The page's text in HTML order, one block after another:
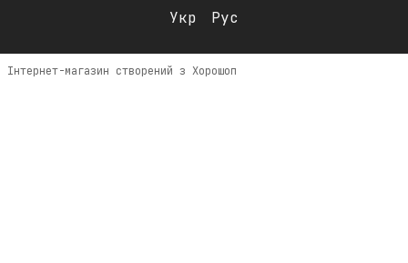
Укр Рус
Інтернет-магазин створений з Хорошоп